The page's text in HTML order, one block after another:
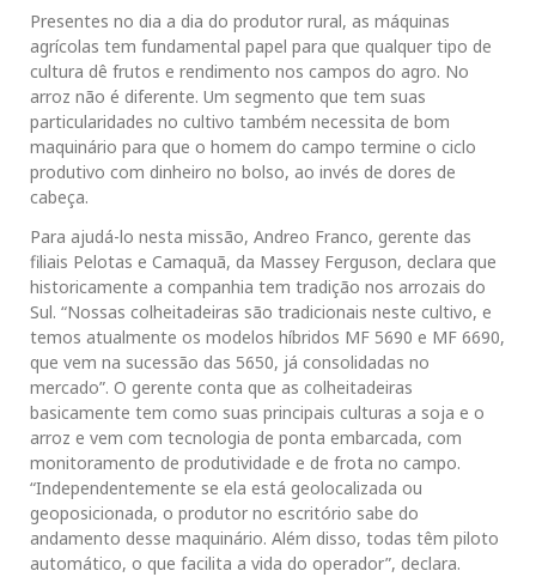
Presentes no dia a dia do produtor rural, as máquinas
agrícolas tem fundamental papel para que qualquer tipo de
cultura dê frutos e rendimento nos campos do agro. No
arroz não é diferente. Um segmento que tem suas
particularidades no cultivo também necessita de bom
maquinário para que o homem do campo termine o ciclo
produtivo com dinheiro no bolso, ao invés de dores de
cabeça.
Para ajudá-lo nesta missão, Andreo Franco, gerente das
filiais Pelotas e Camaquã, da Massey Ferguson, declara que
historicamente a companhia tem tradição nos arrozais do
Sul. “Nossas colheitadeiras são tradicionais neste cultivo, e
temos atualmente os modelos híbridos MF 5690 e MF 6690,
que vem na sucessão das 5650, já consolidadas no
mercado”. O gerente conta que as colheitadeiras
basicamente tem como suas principais culturas a soja e o
arroz e vem com tecnologia de ponta embarcada, com
monitoramento de produtividade e de frota no campo.
“Independentemente se ela está geolocalizada ou
geoposicionada, o produtor no escritório sabe do
andamento desse maquinário. Além disso, todas têm piloto
automático, o que facilita a vida do operador”, declara.